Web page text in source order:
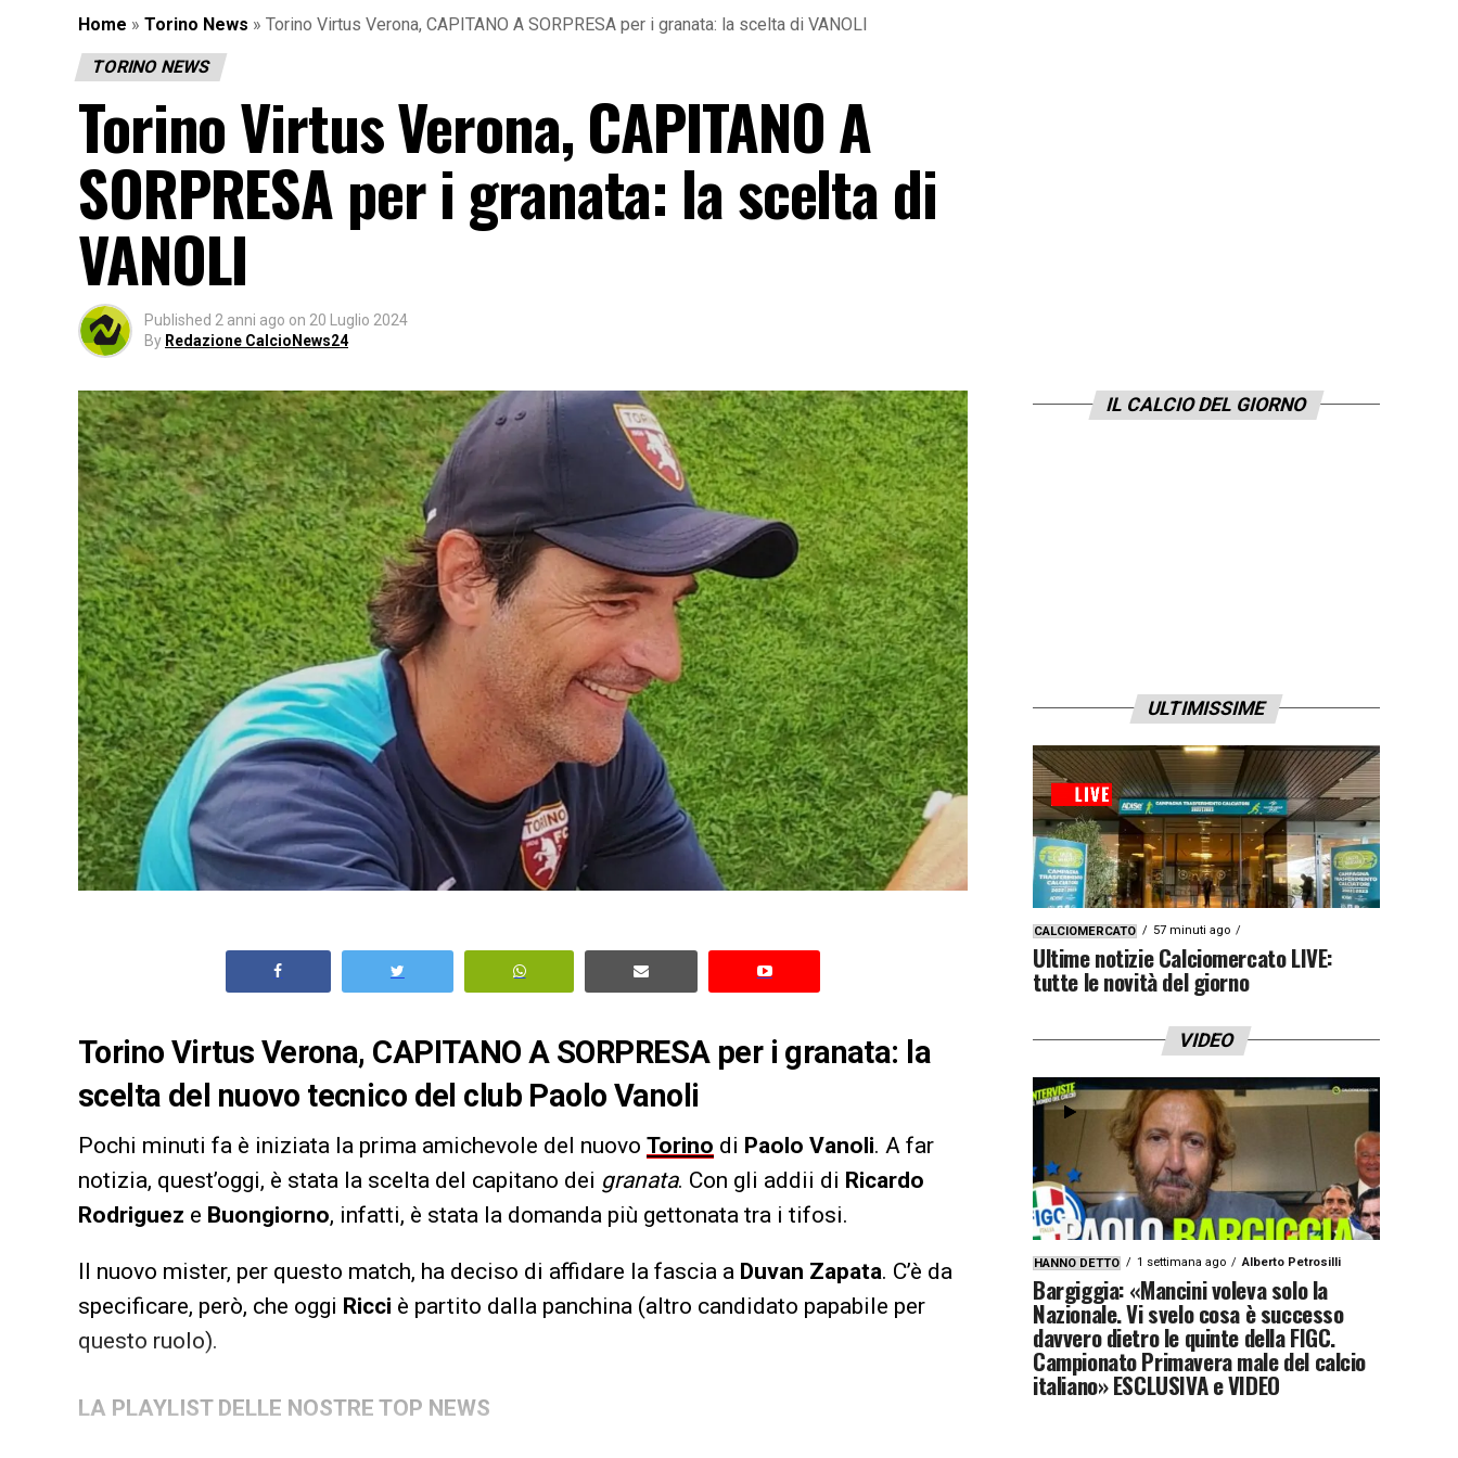
Home » Torino News » Torino Virtus Verona, CAPITANO A SORPRESA per i granata: la scelta di VANOLI
TORINO NEWS
Torino Virtus Verona, CAPITANO A
SORPRESA per i granata: la scelta di
VANOLI
Published 2 anni ago on 20 Luglio 2024
By Redazione CalcioNews24
Torino Virtus Verona, CAPITANO A SORPRESA per i granata: la
scelta del nuovo tecnico del club Paolo Vanoli
Pochi minuti fa è iniziata la prima amichevole del nuovo Torino di Paolo Vanoli. A far
notizia, quest’oggi, è stata la scelta del capitano dei granata. Con gli addii di Ricardo
Rodriguez e Buongiorno, infatti, è stata la domanda più gettonata tra i tifosi.
Il nuovo mister, per questo match, ha deciso di affidare la fascia a Duvan Zapata. C’è da
specificare, però, che oggi Ricci è partito dalla panchina (altro candidato papabile per
questo ruolo).
LA PLAYLIST DELLE NOSTRE TOP NEWS
IL CALCIO DEL GIORNO
ULTIMISSIME
CALCIOMERCATO 57 minuti ago
Ultime notizie Calciomercato LIVE:
tutte le novità del giorno
VIDEO
HANNO DETTO 1 settimana ago Alberto Petrosilli
Bargiggia: «Mancini voleva solo la
Nazionale. Vi svelo cosa è successo
davvero dietro le quinte della FIGC.
Campionato Primavera male del calcio
italiano» ESCLUSIVA e VIDEO